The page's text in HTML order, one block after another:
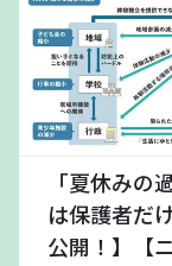
「夏休みの
は保護者だ
公開！】【